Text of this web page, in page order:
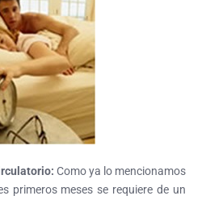
Como ya lo mencionamos
primeros meses se requiere de un